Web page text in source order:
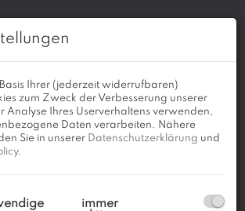
Ihrer (jederzeit widerrufbaren)
zum Zweck der Verbesserung unserer
Analyse Ihres Userverhaltens verwenden,
Daten verarbeiten. Nähere
Sie in unserer Datenschutzerklärung und
.
immer